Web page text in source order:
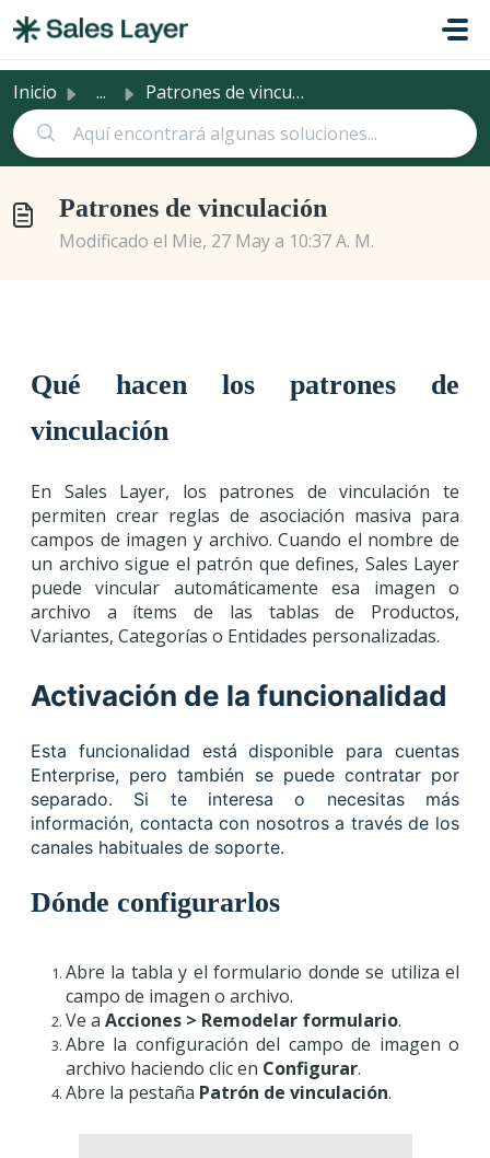
Inicio ... Patrones de vinculación
Patrones de vinculación
Modificado el Mie, 27 May a 10:37 A. M.
Qué hacen los patrones de
vinculación
En Sales Layer, los patrones de vinculación te
permiten crear reglas de asociación masiva para
campos de imagen y archivo. Cuando el nombre de
un archivo sigue el patrón que defines, Sales Layer
puede vincular automáticamente esa imagen o
archivo a ítems de las tablas de Productos,
Variantes, Categorías o Entidades personalizadas.
Activación de la funcionalidad
Esta funcionalidad está disponible para cuentas
Enterprise, pero también se puede contratar por
separado. Si te interesa o necesitas más
información, contacta con nosotros a través de los
canales habituales de soporte.
Dónde configurarlos
Abre la tabla y el formulario donde se utiliza el
campo de imagen o archivo.
Ve a Acciones > Remodelar formulario.
Abre la configuración del campo de imagen o
archivo haciendo clic en Configurar.
Abre la pestaña Patrón de vinculación.